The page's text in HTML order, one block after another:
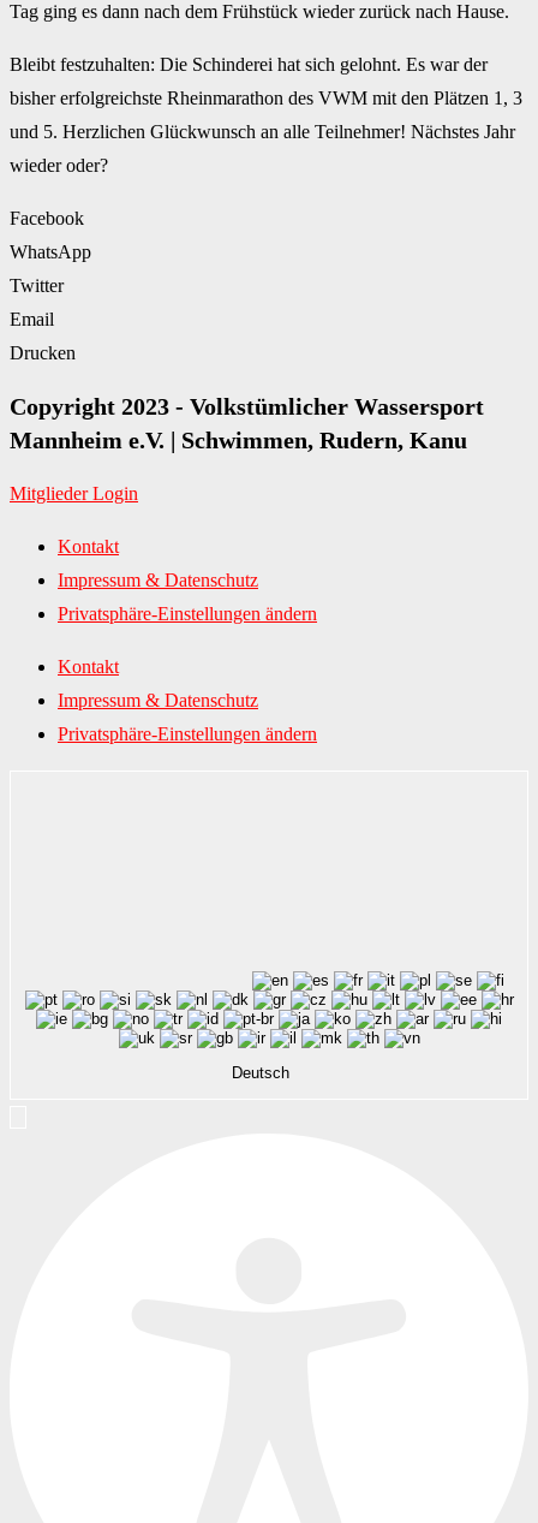
Tag ging es dann nach dem Frühstück wieder zurück nach Hause.
Bleibt festzuhalten: Die Schinderei hat sich gelohnt. Es war der
bisher erfolgreichste Rheinmarathon des VWM mit den Plätzen 1, 3
und 5. Herzlichen Glückwunsch an alle Teilnehmer! Nächstes Jahr
wieder oder?
Facebook
WhatsApp
Twitter
Email
Drucken
Copyright 2023 - Volkstümlicher Wassersport
Mannheim e.V. | Schwimmen, Rudern, Kanu
Mitglieder Login
Kontakt
Impressum & Datenschutz
Privatsphäre-Einstellungen ändern
Kontakt
Impressum & Datenschutz
Privatsphäre-Einstellungen ändern
Deutsch